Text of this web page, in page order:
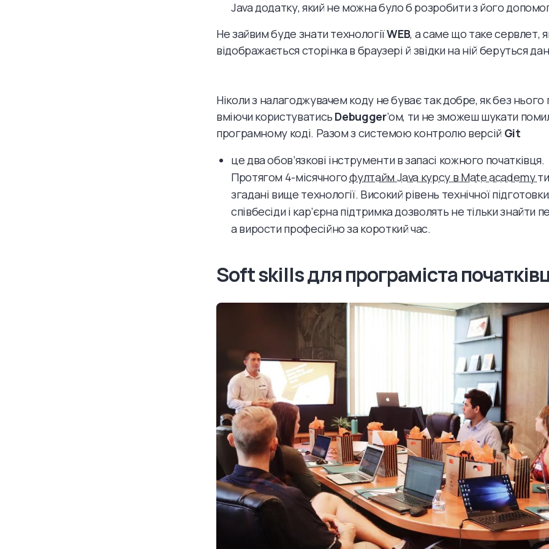
Java додатку, який не можна було б розробити з його
Не зайвим буде знати технологіїWEB, а саме що таке сервлет,
відображається сторінка в браузері й звідки на ній беруться
Ніколи з налагоджувачем коду не буває так добре, як без
вміючи користуватись Debugger’ом, ти не зможеш шукати
програмному коді. Разом з системою контролю версій Git
це два обов’язкові інструменти в запасі кожного початківця.
Протягом 4-місячногофултайм Java курсу в Mate academy
згадані вище технології. Високий рівень технічної
співбесіди і кар’єрна підтримка дозволять не тільки знайти
а вирости професійно за короткий час.
Soft skills для програміста